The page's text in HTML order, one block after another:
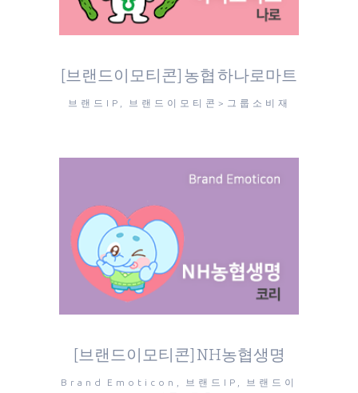
[브랜드이모티콘] 농협 하나로마트
브랜드IP, 브랜드이모티콘>그룹소비재
[브랜드이모티콘] NH농협생명
Brand Emoticon, 브랜드IP, 브랜드이